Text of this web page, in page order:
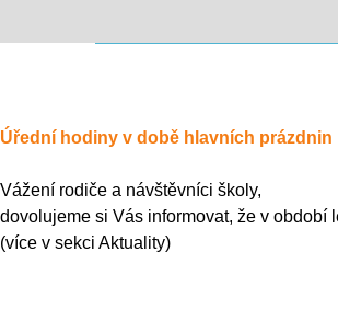
Úřední hodiny v době hlavních prázdnin
Vážení rodiče a návštěvníci školy,
dovolujeme si Vás informovat, že v období
(více v sekci Aktuality)